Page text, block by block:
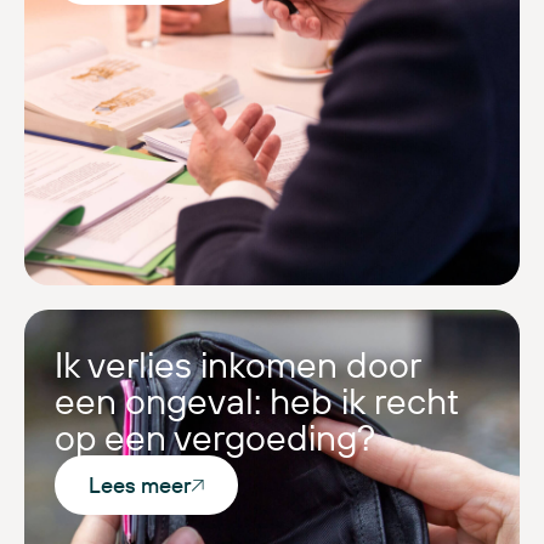
Ik verlies inkomen door
een ongeval: heb ik recht
op een vergoeding?
Lees meer